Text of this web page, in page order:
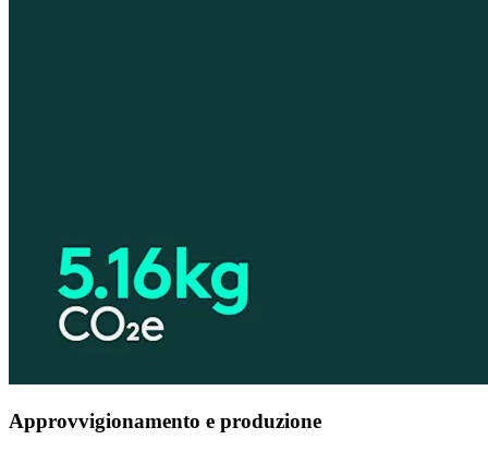
Approvvigionamento e produzione